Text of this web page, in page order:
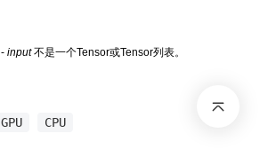
- input不是一个Tensor或Tensor列表。
GPU CPU